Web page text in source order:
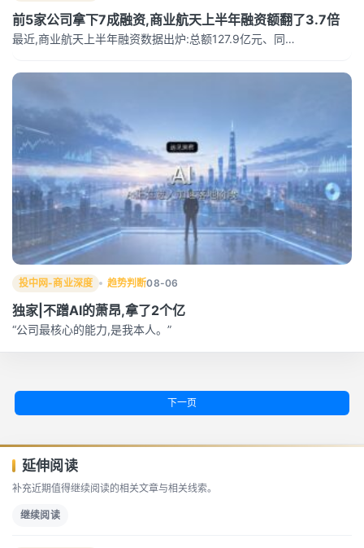
前5家公司拿下7成融资,商业航天上半年融资额翻了3.7倍
最近,商业航天上半年融资数据出炉:总额127.9亿元、同…
投中网-商业深度 趋势判断08-06
独家|不蹭AI的萧昂,拿了2个亿
“公司最核心的能力,是我本人。”
下一页
延伸阅读
补充近期值得继续阅读的相关文章与相关线索。
继续阅读